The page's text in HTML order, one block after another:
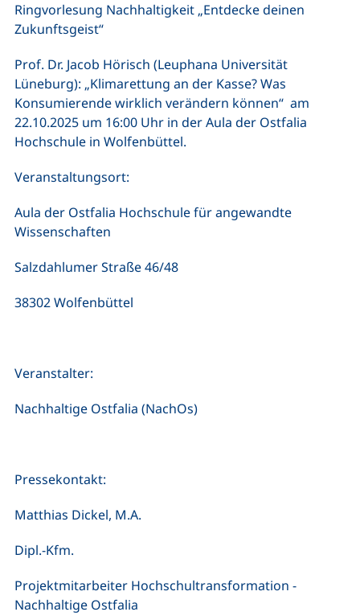
Ringvorlesung Nachhaltigkeit „Entdecke deinen
Zukunftsgeist“
Prof. Dr. Jacob Hörisch (Leuphana Universität
Lüneburg): „Klimarettung an der Kasse? Was
Konsumierende wirklich verändern können“ am
22.10.2025 um 16:00 Uhr in der Aula der Ostfalia
Hochschule in Wolfenbüttel.
Veranstaltungsort:
Aula der Ostfalia Hochschule für angewandte
Wissenschaften
Salzdahlumer Straße 46/48
38302 Wolfenbüttel
Veranstalter:
Nachhaltige Ostfalia (NachOs)
Pressekontakt:
Matthias Dickel, M.A.
Dipl.-Kfm.
Projektmitarbeiter Hochschultransformation -
Nachhaltige Ostfalia